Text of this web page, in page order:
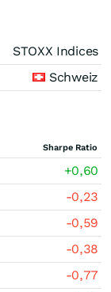
STOXX Indices
Schweiz
Sharpe Ratio
+0,60
-0,23
-0,59
-0,38
-0,77